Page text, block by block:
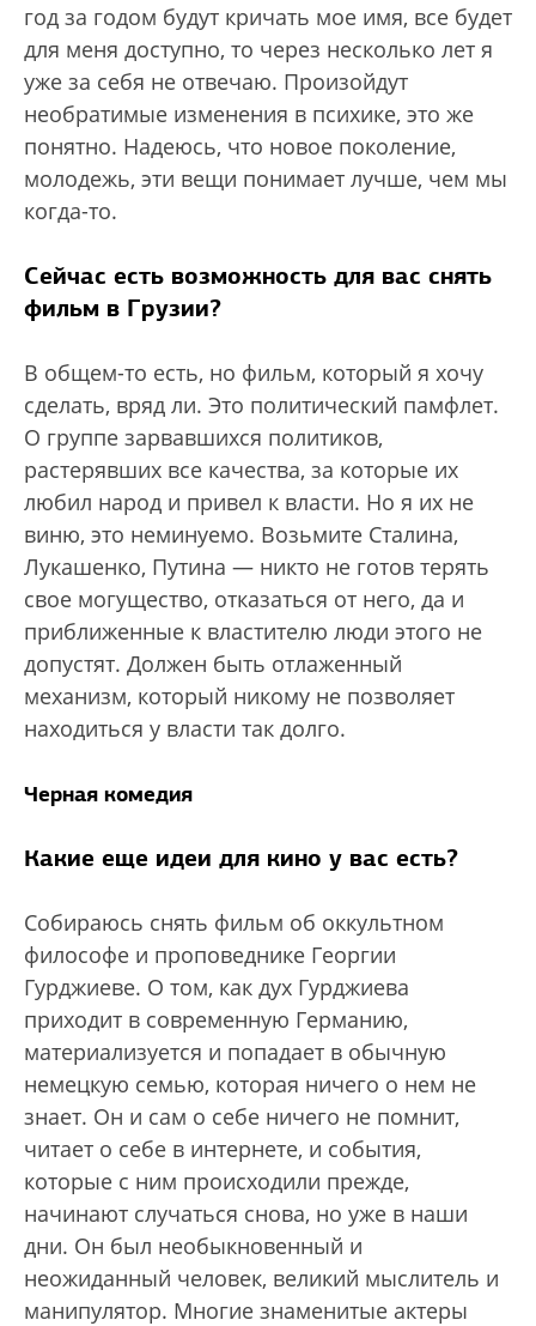
год за годом будут кричать мое имя, все будет
для меня доступно, то через несколько лет я
уже за себя не отвечаю. Произойдут
необратимые изменения в психике, это же
понятно. Надеюсь, что новое поколение,
молодежь, эти вещи понимает лучше, чем мы
когда-то.
Сейчас есть возможность для вас снять
фильм в Грузии?
В общем-то есть, но фильм, который я хочу
сделать, вряд ли. Это политический памфлет.
О группе зарвавшихся политиков,
растерявших все качества, за которые их
любил народ и привел к власти. Но я их не
виню, это неминуемо. Возьмите Сталина,
Лукашенко, Путина — никто не готов терять
свое могущество, отказаться от него, да и
приближенные к властителю люди этого не
допустят. Должен быть отлаженный
механизм, который никому не позволяет
находиться у власти так долго.
Черная комедия
Какие еще идеи для кино у вас есть?
Собираюсь снять фильм об оккультном
философе и проповеднике Георгии
Гурджиеве. О том, как дух Гурджиева
приходит в современную Германию,
материализуется и попадает в обычную
немецкую семью, которая ничего о нем не
знает. Он и сам о себе ничего не помнит,
читает о себе в интернете, и события,
которые с ним происходили прежде,
начинают случаться снова, но уже в наши
дни. Он был необыкновенный и
неожиданный человек, великий мыслитель и
манипулятор. Многие знаменитые актеры